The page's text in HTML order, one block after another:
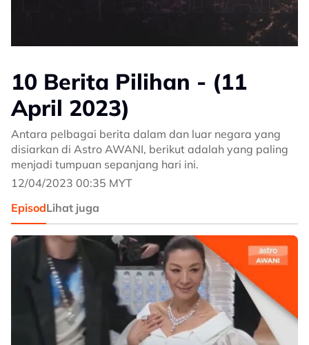
10 Berita Pilihan - (11
April 2023)
Antara pelbagai berita dalam dan luar negara yang
disiarkan di Astro AWANI, berikut adalah yang paling
menjadi tumpuan sepanjang hari ini.
12/04/2023 00:35 MYT
EpisodLihat juga